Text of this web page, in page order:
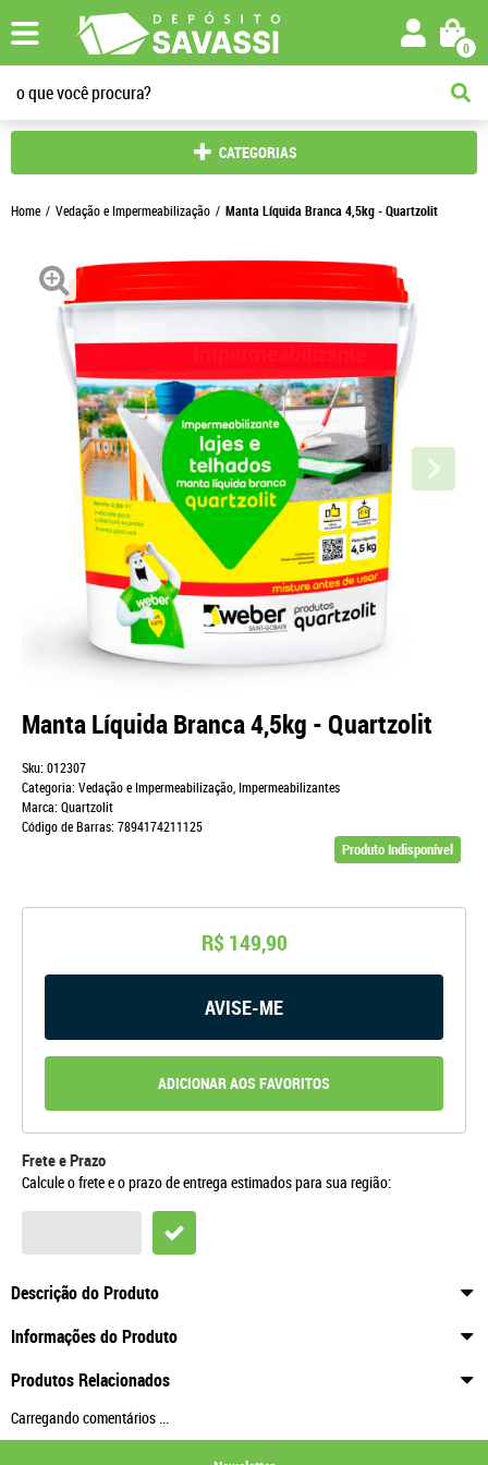
0
CATEGORIAS
Home Vedação e Impermeabilização Manta Líquida Branca 4,5kg - Quartzolit
Manta Líquida Branca 4,5kg - Quartzolit
Sku: 012307
Categoria: Vedação e Impermeabilização,Impermeabilizantes
Marca: Quartzolit
Código de Barras: 7894174211125
Produto Indisponível
R$ 149,90
AVISE-ME
ADICIONAR AOS FAVORITOS
Frete e Prazo
Calcule o frete e o prazo de entrega estimados para sua região:
Descrição do Produto
Informações do Produto
Produtos Relacionados
Carregando comentários ...